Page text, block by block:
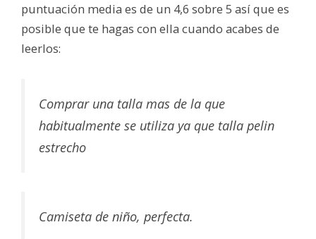
puntuación media es de un 4,6 sobre 5 así que es
posible que te hagas con ella cuando acabes de
leerlos:
Comprar una talla mas de la que
habitualmente se utiliza ya que talla pelin
estrecho
Camiseta de niño, perfecta.